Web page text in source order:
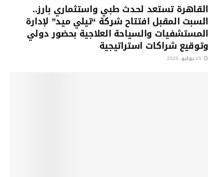
القاهرة تستعد لحدث طبي واستثماري بارز..
السبت المقبل افتتاح شركة “تيلي ميد” لإدارة
المستشفيات والسياحة العلاجية بحضور دولي
وتوقيع شراكات استراتيجية